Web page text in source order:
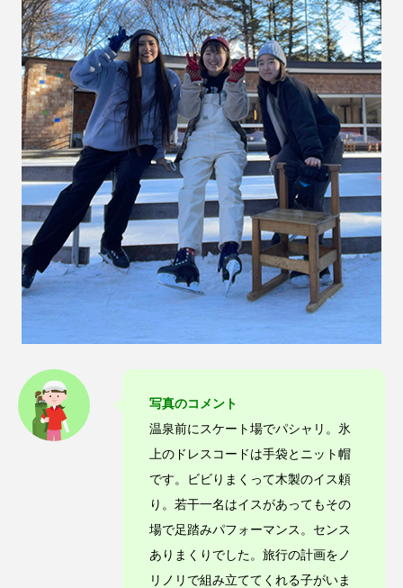
写真のコメント
温泉前にスケート場でパシャリ。氷
上のドレスコードは手袋とニット帽
です。ビビりまくって木製のイス頼
り。若干一名はイスがあってもその
場で足踏みパフォーマンス。センス
ありまくりでした。旅行の計画をノ
リノリで組み立ててくれる子がいま